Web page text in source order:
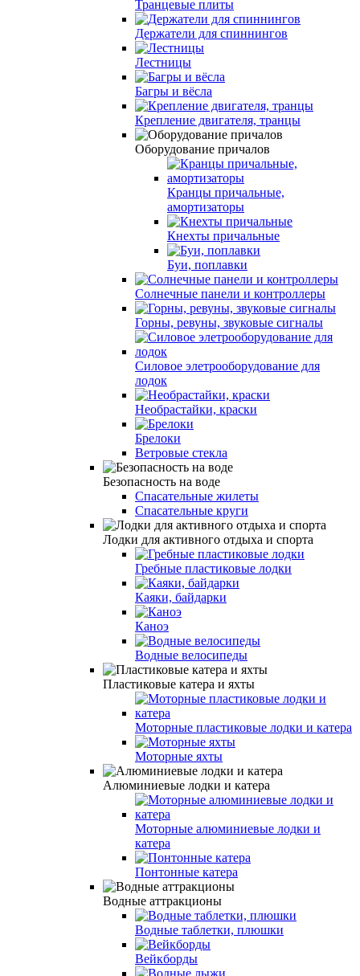
Транцевые плиты
Держатели для спиннингов
Лестницы
Багры и вёсла
Крепление двигателя, транцы
Оборудование причалов
Кранцы причальные,
амортизаторы
Кнехты причальные
Буи, поплавки
Солнечные панели и контроллеры
Горны, ревуны, звуковые сигналы
Силовое элетрооборудование для
лодок
Необрастайки, краски
Брелоки
Ветровые стекла
Безопасность на воде
Спасательные жилеты
Спасательные круги
Лодки для активного отдыха и спорта
Гребные пластиковые лодки
Каяки, байдарки
Каноэ
Водные велосипеды
Пластиковые катера и яхты
Моторные пластиковые лодки и катера
Моторные яхты
Алюминиевые лодки и катера
Моторные алюминиевые лодки и
катера
Понтонные катера
Водные аттракционы
Водные таблетки, плюшки
Вейкборды